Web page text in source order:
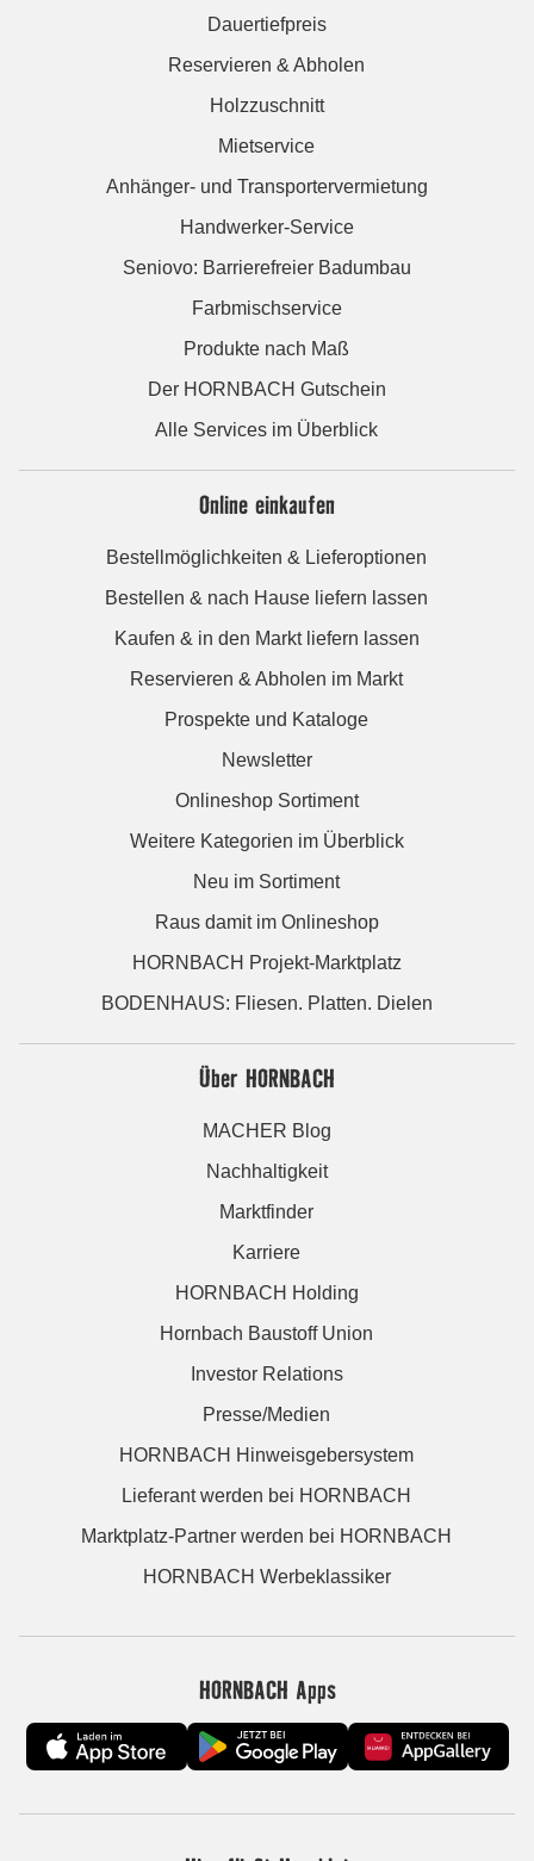
Dauertiefpreis
Reservieren & Abholen
Holzzuschnitt
Mietservice
Anhänger- und Transportervermietung
Handwerker-Service
Seniovo: Barrierefreier Badumbau
Farbmischservice
Produkte nach Maß
Der HORNBACH Gutschein
Alle Services im Überblick
Online einkaufen
Bestellmöglichkeiten & Lieferoptionen
Bestellen & nach Hause liefern lassen
Kaufen & in den Markt liefern lassen
Reservieren & Abholen im Markt
Prospekte und Kataloge
Newsletter
Onlineshop Sortiment
Weitere Kategorien im Überblick
Neu im Sortiment
Raus damit im Onlineshop
HORNBACH Projekt-Marktplatz
BODENHAUS: Fliesen. Platten. Dielen
Über HORNBACH
MACHER Blog
Nachhaltigkeit
Marktfinder
Karriere
HORNBACH Holding
Hornbach Baustoff Union
Investor Relations
Presse/Medien
HORNBACH Hinweisgebersystem
Lieferant werden bei HORNBACH
Marktplatz-Partner werden bei HORNBACH
HORNBACH Werbeklassiker
HORNBACH Apps